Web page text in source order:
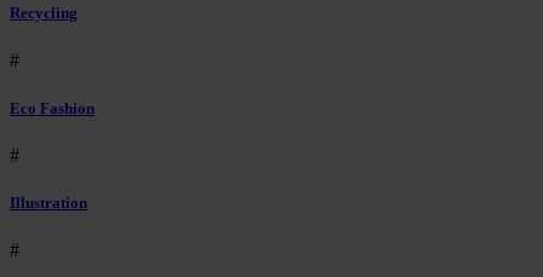
Recycling
#
Eco Fashion
#
Illustration
#